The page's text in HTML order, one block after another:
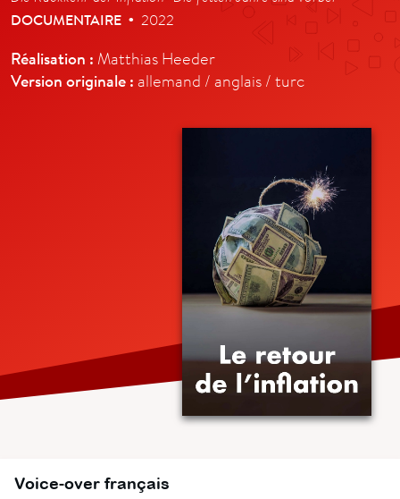
DOCUMENTAIRE • 2022
Réalisation : Matthias Heeder
Version originale : allemand / anglais / turc
Voice-over français